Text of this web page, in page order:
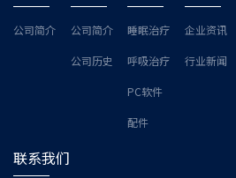
公司简介 公司简介
公司历史
睡眠治疗
呼吸治疗
PC软件
配件
企业资讯
行业新闻
联系我们